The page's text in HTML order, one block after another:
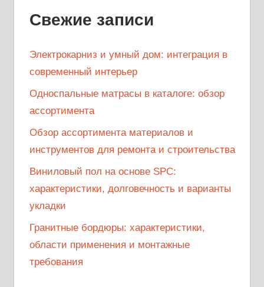
Свежие записи
Электрокарниз и умный дом: интеграция в
современный интерьер
Односпальные матрасы в каталоге: обзор
ассортимента
Обзор ассортимента материалов и
инструментов для ремонта и строительства
Виниловый пол на основе SPC:
характеристики, долговечность и варианты
укладки
Гранитные бордюры: характеристики,
области применения и монтажные
требования